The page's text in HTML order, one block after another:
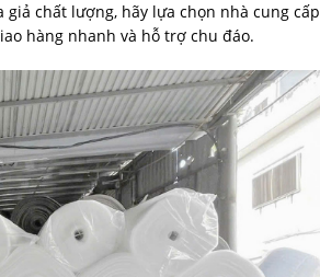
giả chất lượng, hãy lựa chọn nhà cung cấp
hàng nhanh và hỗ trợ chu đáo.